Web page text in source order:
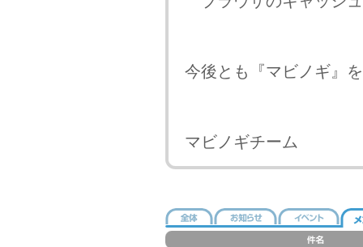
今後とも『マビノギ』
マビノギチーム